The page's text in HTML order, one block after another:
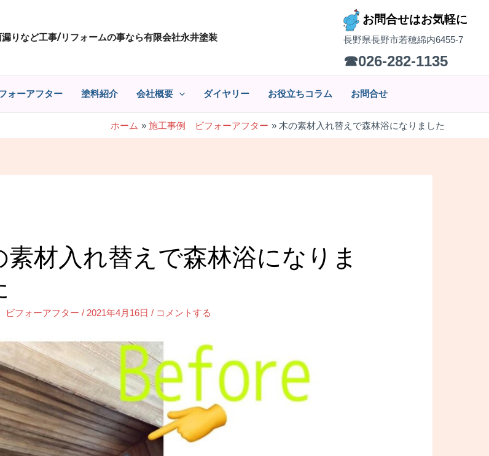
りなど工事/リフォームの事なら有限会社永井塗装
お問合せはお気軽に
長野県長野市若穂綿内6455-7
☎026-282-1135
ォーアフター 塗料紹介 会社概要 ダイヤリー お役立ちコラム お問合せ
ホーム 施工事例 ビフォーアフター 木の素材入れ替えで森林浴になりました
素材入れ替えで森林浴になりま
フォーアフター / 2021年4月16日 / コメントする